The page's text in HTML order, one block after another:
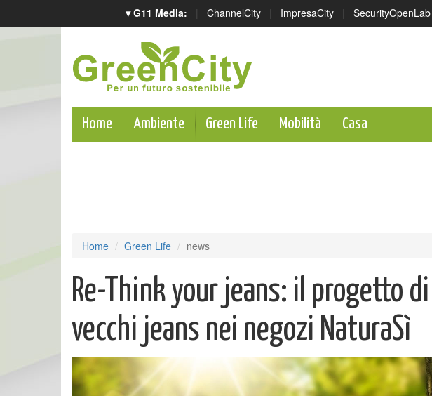
▾ G11 Media: | ChannelCity | ImpresaCity | SecurityOpenLab
Home Ambiente Green Life Mobilità Casa
Home Green Life news
Re-Think your jeans: il progetto
vecchi jeans nei negozi NaturaSì